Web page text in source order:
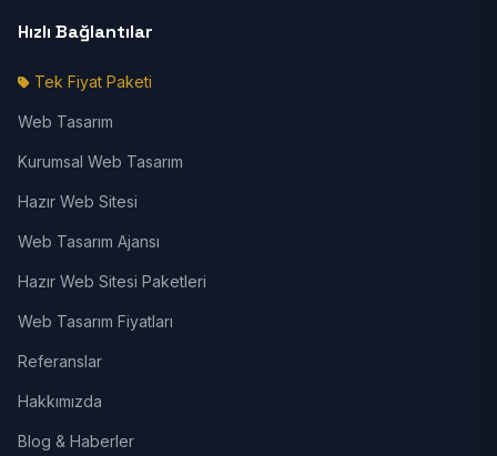
Hızlı Bağlantılar
Tek Fiyat Paketi
Web Tasarım
Kurumsal Web Tasarım
Hazır Web Sitesi
Web Tasarım Ajansı
Hazır Web Sitesi Paketleri
Web Tasarım Fiyatları
Referanslar
Hakkımızda
Blog & Haberler